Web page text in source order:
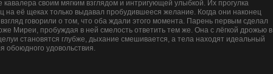
своим мягким взглядом и интригующей улыбкой. Их прогулка
на её щеках только выдавал пробудившееся желание. Когда они наконец
говорили о том, что оба ждали этого момента. Парень первым сделал
Миреи, пробуждая в ней смелость ответить тем же. Она с лёгкой дрожью в
становятся глубже, дыхание смешивается, а тела находят идеальный
обоюдного удовольствия.